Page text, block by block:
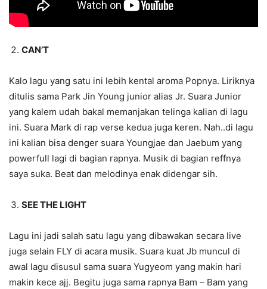
CAN’T
Kalo lagu yang satu ini lebih kental aroma Popnya. Liriknya
ditulis sama Park Jin Young junior alias Jr. Suara Junior
yang kalem udah bakal memanjakan telinga kalian di lagu
ini. Suara Mark di rap verse kedua juga keren. Nah..di lagu
ini kalian bisa denger suara Youngjae dan Jaebum yang
powerfull lagi di bagian rapnya. Musik di bagian reffnya
saya suka. Beat dan melodinya enak didengar sih.
SEE THE LIGHT
Lagu ini jadi salah satu lagu yang dibawakan secara live
juga selain FLY di acara musik. Suara kuat Jb muncul di
awal lagu disusul sama suara Yugyeom yang makin hari
makin kece ajj. Begitu juga sama rapnya Bam – Bam yang